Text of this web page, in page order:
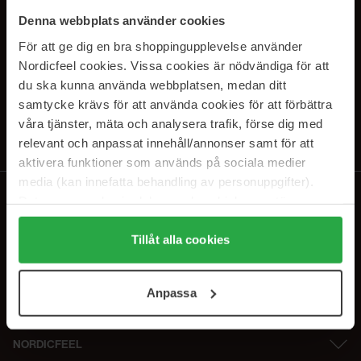
Denna webbplats använder cookies
För att ge dig en bra shoppingupplevelse använder
Nordicfeel cookies. Vissa cookies är nödvändiga för att
du ska kunna använda webbplatsen, medan ditt
samtycke krävs för att använda cookies för att förbättra
våra tjänster, mäta och analysera trafik, förse dig med
relevant och anpassat innehåll/annonser samt för att
aktivera funktioner som används på sociala medier
media (kan innefatta behandling av personuppgifter).
Genom att trycka på "Tillåt alla cookies" accepterar du
alla cookies, medan du under "Detaljer" kan anpassa
användningen av cookies. Du kan när som helst återkalla
samt vår Integritetspolicy.
Tillåt alla cookies
Anpassa
SUBSCRIBE TO OUR
NEWSLETTER
E-postadresse
Ved å abonnere godtar du vårpersonvernerklæring. Du kan melde deg
NORDICFEEL